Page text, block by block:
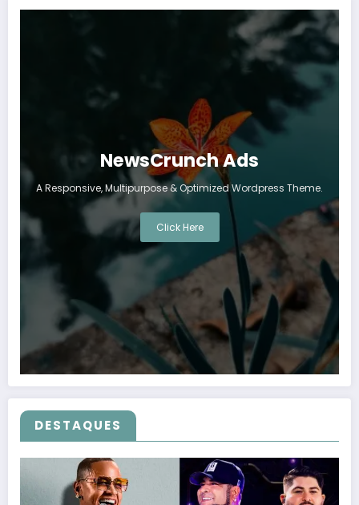
NewsCrunch Ads
A Responsive, Multipurpose & Optimized Wordpress Theme.
Click Here
DESTAQUES